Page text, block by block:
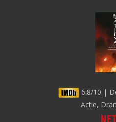
6.8/10 |
Actie,